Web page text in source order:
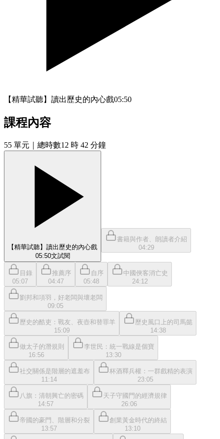
【精華試聽】讀出歷史的內心戲05:50
課程內容
55 單元 ｜總時數12 時 42 分鐘
【精華試聽】讀出歷史的內心戲
05:50文試閱
書籍與作者、朗讀者介紹
04:29
目錄
05:07
推薦序
04:47
自序
05:48
中國俠客消亡史
24:12
劉邦和項羽，好老闆與壞老闆
09:05
歷史的酷吏：戰友、夜壺和替罪羊
15:09
歷史風口上的司馬懿
14:38
做太子的潛規則
16:56
李世民：統一戰線是個寶
13:30
社交關係是階層的遮羞布
11:14
杯酒釋兵權：一群戲精的表演
23:05
八旗：清朝興亡的密碼
14:57
天子守國門的經濟規律
26:06
帝國的豪門、階層和分裂
13:57
創業黃金時代的終結
13:10